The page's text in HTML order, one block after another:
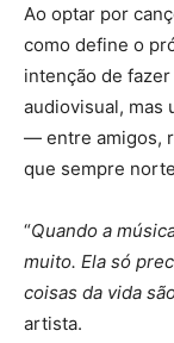
Ao optar por
como define o
intenção de
audiovisual, mas
— entre amigos,
que sempre
“Quando a
muito. Ela só
coisas da vida
artista.